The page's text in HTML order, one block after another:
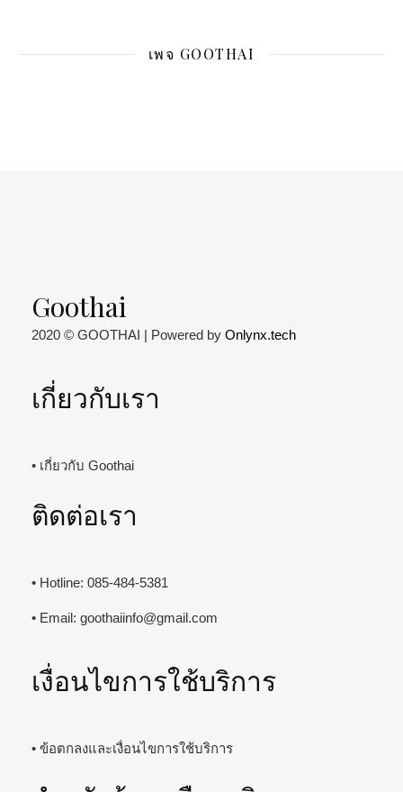
เพจ GOOTHAI
Goothai
2020 © GOOTHAI | Powered by Onlynx.tech
เกี่ยวกับเรา
• เกี่ยวกับ Goothai
ติดต่อเรา
• Hotline: 085-484-5381
• Email: goothaiinfo@gmail.com
เงื่อนไขการใช้บริการ
• ข้อตกลงและเงื่อนไขการใช้บริการ